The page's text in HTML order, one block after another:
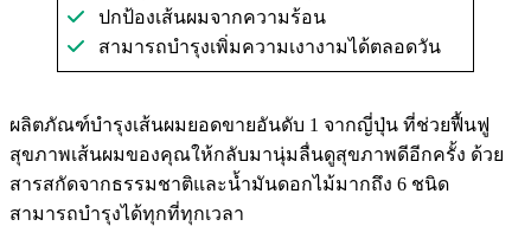
ปกป้องเส้นผมจากความร้อน
สามารถบำรุงเพิ่มความเงางามได้ตลอดวัน
ผลิตภัณฑ์บำรุงเส้นผมยอดขายอันดับ 1 จากญี่ปุ่น ที่ช่วยฟื้นฟู
สุขภาพเส้นผมของคุณให้กลับมานุ่มลื่นดูสุขภาพดีอีกครั้ง ด้วย
สารสกัดจากธรรมชาติและน้ำมันดอกไม้มากถึง 6 ชนิด
สามารถบำรุงได้ทุกที่ทุกเวลา